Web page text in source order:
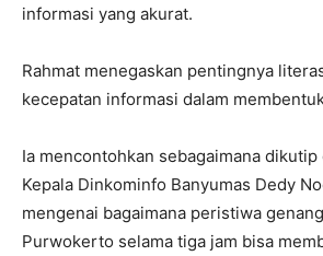
informasi yang akurat.
Rahmat menegaskan pentingnya
kecepatan informasi dalam
Ia mencontohkan sebagaimana
Kepala Dinkominfo Banyumas Dedy
mengenai bagaimana peristiwa
Purwokerto selama tiga jam bisa